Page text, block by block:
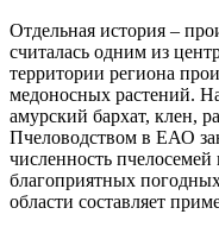
Отдельная история –
считалась одним из
территории региона
медоносных растений.
амурский бархат, клен,
Пчеловодством в ЕАО
численность
благоприятных
области составляет